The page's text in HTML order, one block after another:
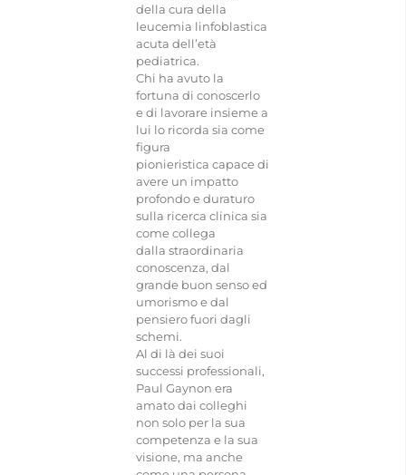
della cura della
leucemia linfoblastica
acuta dell’età
pediatrica.
Chi ha avuto la
fortuna di conoscerlo
e di lavorare insieme a
lui lo ricorda sia come
figura
pionieristica capace di
avere un impatto
profondo e duraturo
sulla ricerca clinica sia
come collega
dalla straordinaria
conoscenza, dal
grande buon senso ed
umorismo e dal
pensiero fuori dagli
schemi.
Al di là dei suoi
successi professionali,
Paul Gaynon era
amato dai colleghi
non solo per la sua
competenza e la sua
visione, ma anche